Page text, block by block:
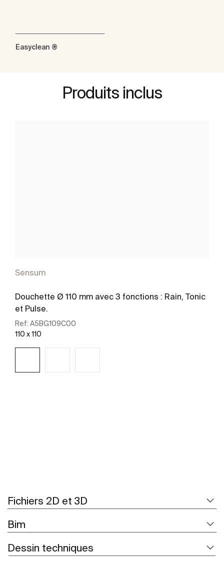
Easyclean ®
Produits inclus
Sensum
Douchette Ø 110 mm avec 3 fonctions : Rain, Tonic
et Pulse.
Ref: A5BG109C00
110 x 110
Fichiers 2D et 3D
Bim
Dessin techniques